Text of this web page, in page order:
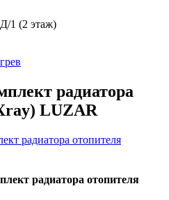
1 (2 этаж)
радиатора
LUZAR
радиатора отопителя